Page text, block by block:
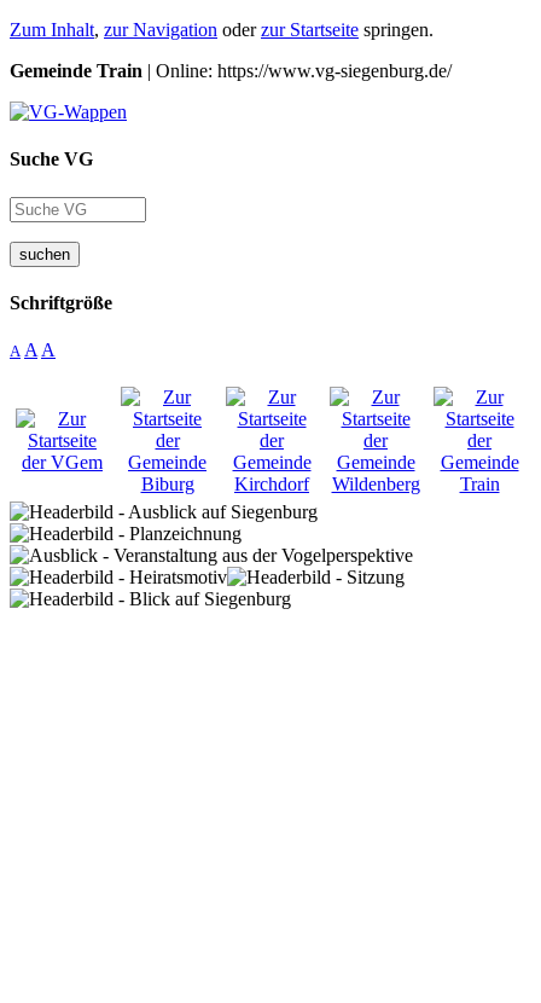
Zum Inhalt, zur Navigation oderzur Startseite springen.
Gemeinde Train | Online: https://www.vg-siegenburg.de/
Suche VG
suchen
Schriftgröße
A A A